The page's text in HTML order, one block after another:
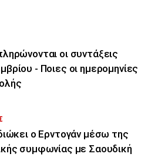
οι συντάξεις
- Ποιες οι ημερομηνίες
ο Ερντογάν μέσω της
συμφωνίας με Σαουδική